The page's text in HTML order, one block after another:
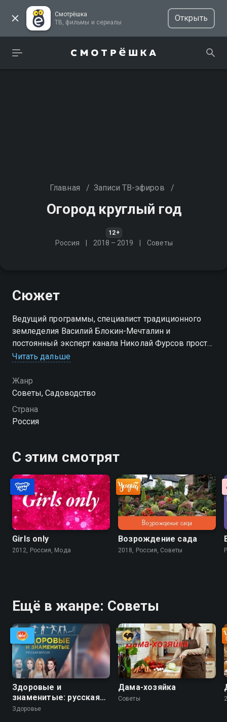
Смотрёшка
ТВ, фильмы и сериалы
Открыть
Главная / Записи ТВ-эфиров /
Огород круглый год
12+
Россия 2018 – 2019 Советы
Сюжет
Ведущий программы, специалист традиционного
земледелия Василий Блокин-Мечталин и
постоянный эксперт канала Николай Фурсов просто
и доходчиво рассказывают о садовых и огородных
Читать дальше
Жанр
Советы, Садоводство
Страна
Россия
С этим смотрят
Girls only
2012, Россия, Мода
Возрождение сада
2018, Россия, Советы
Ещё в жанре: Советы
Здоровые и
знаменитые: русская
версия
Здоровье
Дама-хозяйка
Советы